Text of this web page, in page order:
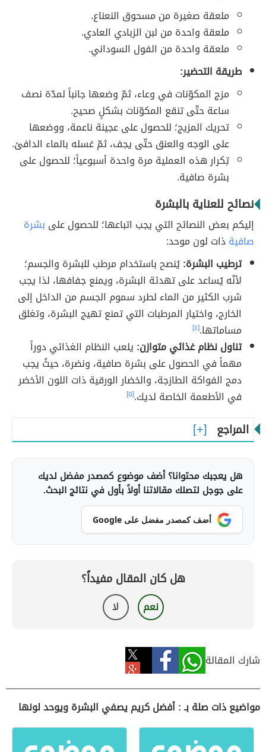
ملعقة صغيرة من مسحوق النعناع.
ملعقة واحدة من لبن الزبادي العادي.
ملعقة واحدة من الفول السوداني.
طريقة التحضير:
مزج المكوّنات في وعاء، ثمّ وضعها جانباً لمدّة نصف
ساعة حتّى تنقع المكوّنات بشكلٍ صحيح.
تحريك المزيج؛ للحصول على عجينة ناعمة، ووضعها
على الوجه والعنق حتّى يجف، ثمّ غسله بالماء الدافئ.
تِكرار هذه العملية مرة واحدة أسبوعياً؛ للحصول على
بشرة صافية.
نصائح للعناية بالبشرة
إليكم بعض النصائح التي يجب اتباعها؛ للحصول على بشرة
صافيةذات لون موحد:
ترطيب البشرة:يُنصح باستخدام مرطب للبشرة والجسم؛
لأنّه يُساعد على تهدئة البشرة، ويمنع جفافها، لذا يجب
شرب الكثير من الماء لطرد سموم الجسم من الداخل إلى
الخارج، واختيار المرطبات التي تمنع تهيج البشرة، وتغلق
مساماتها.[٤]
تناول نظام غذائي متوازن: يلعب النظام الغذائي دوراً
مهماً في الحصول على بشرة صافية، ونضرة، حيثُ يجب
دمج الفواكة الطازجة، والخضار الورقية ذات اللون الأخضر
في الأطعمة الخاصة لديك.[٥]
المراجع
هل يعجبك محتوانا؟ أضف موضوع كمصدر مفضل لديك
على جوجل لتصلك مقالاتنا أولاً بأول في نتائج البحث.
أضف كمصدر مفضل على Google
هل كان المقال مفيداً؟
نعم لا
شارك المقالة
مواضيع ذات صلة بـ : أفضل كريم يصفي البشرة ويوحد لونها